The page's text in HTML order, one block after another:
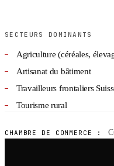
SECTEURS DOMINANTS
Agriculture (céréales,
Artisanat du bâtiment
Travailleurs frontaliers
Tourisme rural
CHAMBRE DE COMMERCE :